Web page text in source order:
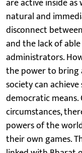
natural and
disconnect
and the lack of
administrators.
the power to bring
society can
democratic
circumstances,
powers of the
their own games.